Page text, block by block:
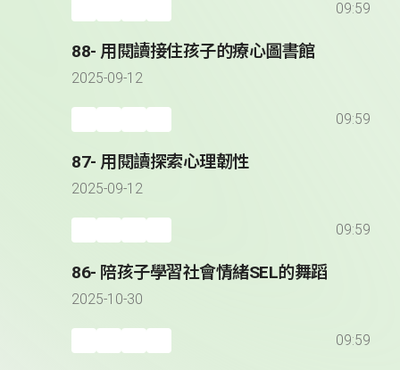
09:59
88- 用閱讀接住孩子的療心圖書館
2025-09-12
09:59
87- 用閱讀探索心理韌性
2025-09-12
09:59
86- 陪孩子學習社會情緒SEL的舞蹈
2025-10-30
09:59